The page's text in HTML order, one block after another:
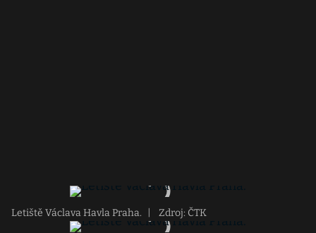
Letiště Václava Havla Praha. Zdroj: ČTK